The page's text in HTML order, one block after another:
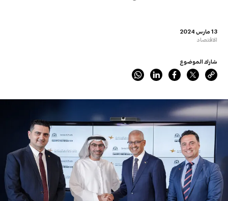
13 مارس 2024
الاقتصاد
شارك الموضوع